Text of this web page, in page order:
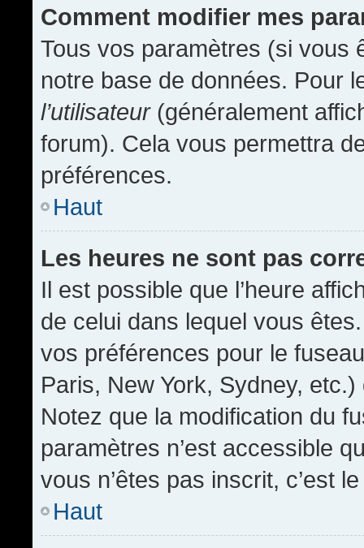
Comment modifier mes
Tous vos paramètres (si vous
notre base de données. Pour
l’utilisateur(généralement
forum). Cela vous permettra
préférences.
Haut
Les heures ne sont pas
Il est possible que l’heure
de celui dans lequel vous
vos préférences pour le
Paris, New York, Sydney,
Notez que la modification du
paramètres n’est accessible
vous n’êtes pas inscrit, c’est
Haut